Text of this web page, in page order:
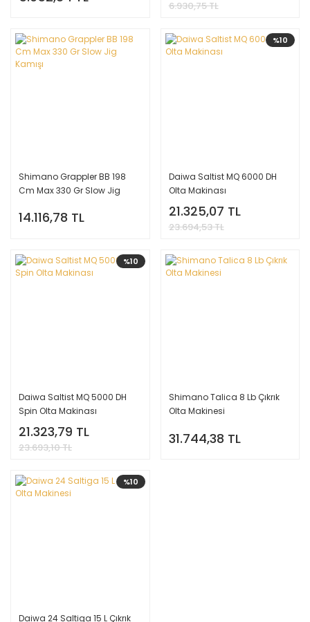
6.930,75 TL
Shimano Grappler BB 198
Cm Max 330 Gr Slow Jig
14.116,78 TL
%10
Daiwa Saltist MQ 6000 DH
Olta Makinası
21.325,07 TL
23.694,53 TL
%10
Daiwa Saltist MQ 5000 DH
Spin Olta Makinası
21.323,79 TL
23.693,10 TL
Shimano Talica 8 Lb Çıkrık
Olta Makinesi
31.744,38 TL
%10
Daiwa 24 Saltiga 15 L Çıkrık